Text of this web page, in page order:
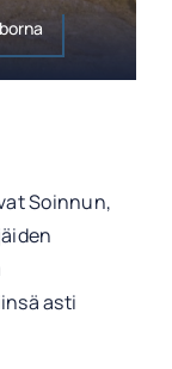
Soinnun,
asti